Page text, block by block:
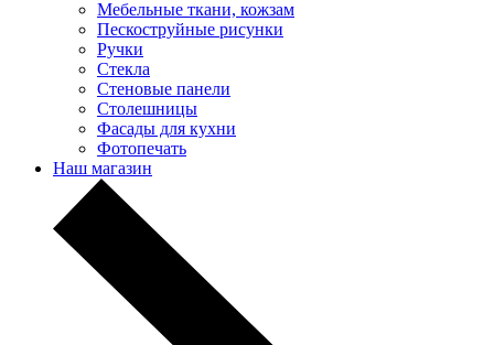
Мебельные ткани, кожзам
Пескоструйные рисунки
Ручки
Стекла
Стеновые панели
Столешницы
Фасады для кухни
Фотопечать
Наш магазин